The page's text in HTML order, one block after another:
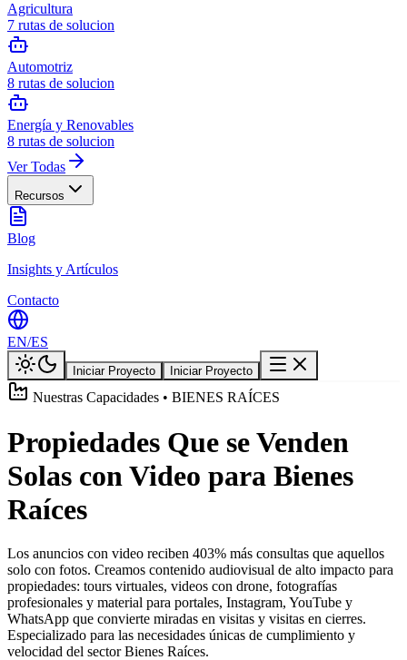
Agricultura
7 rutas de solucion
Automotriz
8 rutas de solucion
Energía y Renovables
8 rutas de solucion
Ver Todas
Recursos
Blog
Insights y Artículos
Contacto
EN/ES
Iniciar Proyecto Iniciar Proyecto
Nuestras Capacidades • BIENES RAÍCES
Propiedades Que se Venden
Solas con Video para Bienes
Raíces
Los anuncios con video reciben 403% más consultas que aquellos
solo con fotos. Creamos contenido audiovisual de alto impacto para
propiedades: tours virtuales, videos con drone, fotografías
profesionales y material para portales, Instagram, YouTube y
WhatsApp que convierte miradas en visitas y visitas en cierres.
Especializado para las necesidades únicas de cumplimiento y
velocidad del sector Bienes Raíces.